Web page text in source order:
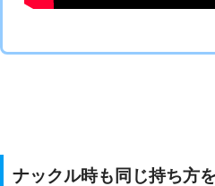
ナックル時も同じ持ち方